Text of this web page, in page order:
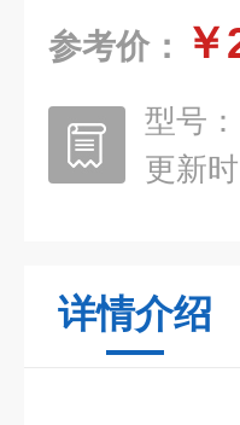
参考价：
型号：
更新时
详情介绍